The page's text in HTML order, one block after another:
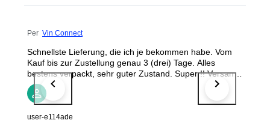
Per Vin Connect
Schnellste Lieferung, die ich je bekommen habe. Vom
Kauf bis zur Zustellung genau 3 (drei) Tage. Alles
bestens verpackt, sehr guter Zustand. Super !! Versand
nur 36 €/12 Fl. Manche schröpfen 55€/6 Fl.
user-e114ade